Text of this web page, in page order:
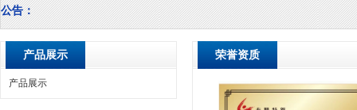
公告：
产品展示
产品展示
荣誉资质